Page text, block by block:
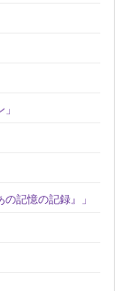
記憶の記録』」